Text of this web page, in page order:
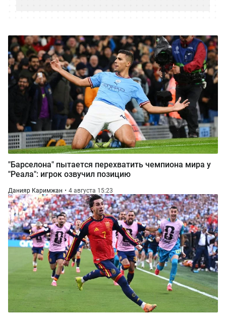
"Барселона" пытается перехватить чемпиона мира у
"Реала": игрок озвучил позицию
Данияр Каримжан 4 августа 15:23